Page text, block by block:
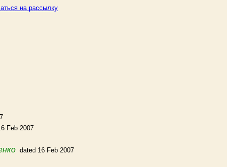
на рассылку
Feb 2007
dated 16 Feb 2007